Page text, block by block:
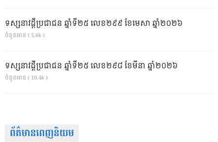
ទស្សនាវដ្ដីប្រជាជន ឆ្នាំទី២៥ លេខ២៩៩ ខែមេសា ឆ្នាំ២០២៦
ចំនួនអាន ( 5.6k )
ទស្សនាវដ្ដីប្រជាជន ឆ្នាំទី២៥ លេខ២៩៨ ខែមីនា ឆ្នាំ២០២៦
ចំនួនអាន ( 10.4k )
ព័ត៌មានពេញនិយម